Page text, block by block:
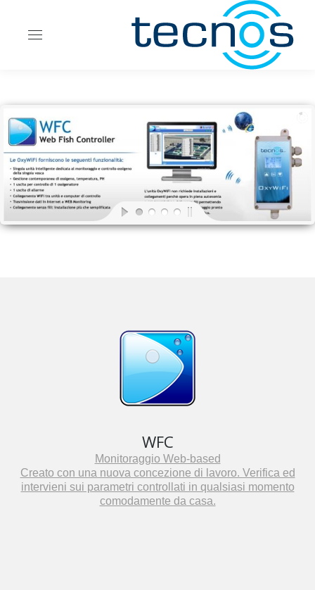
WFC
Monitoraggio Web-based
Creato con una nuova concezione di lavoro. Verifica ed
intervieni sui parametri controllati in qualsiasi momento
comodamente da casa.